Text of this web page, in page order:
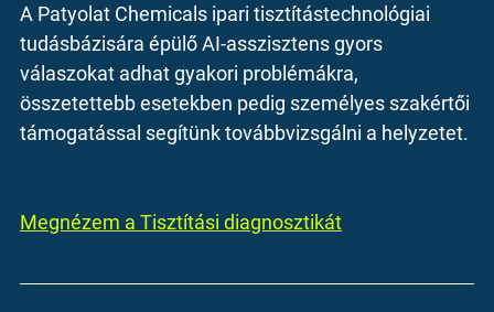
A Patyolat Chemicals ipari tisztítástechnológiai
tudásbázisára épülő AI-asszisztens gyors
válaszokat adhat gyakori problémákra,
összetettebb esetekben pedig személyes szakértői
támogatással segítünk továbbvizsgálni a helyzetet.
Megnézem a Tisztítási diagnosztikát